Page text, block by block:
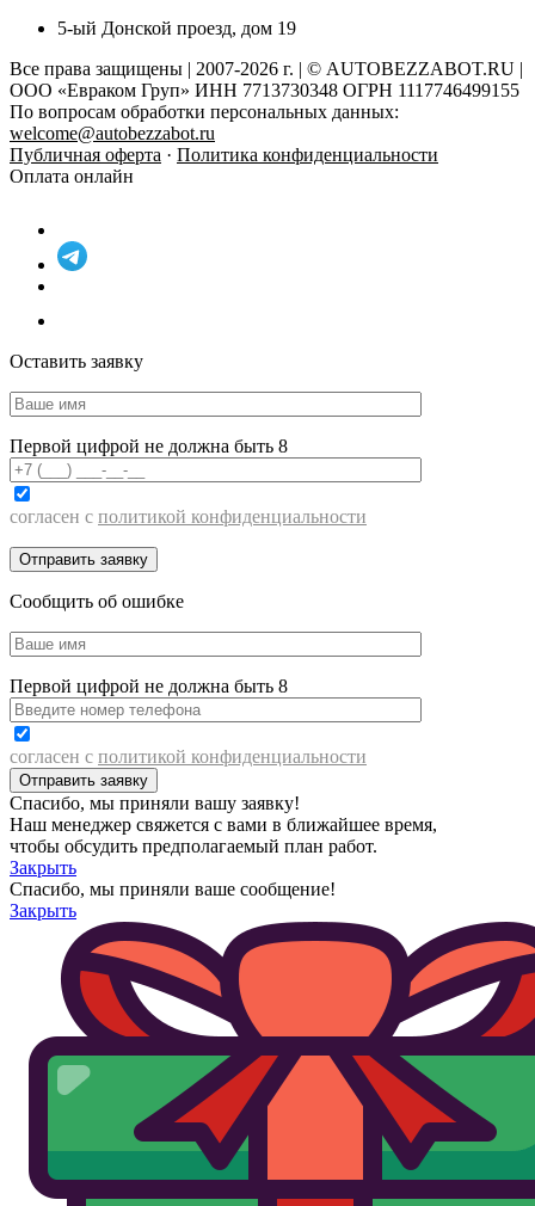
5-ый Донской проезд, дом 19
Все права защищены | 2007-2026 г. | © AUTOBEZZABOT.RU |
ООО «Евраком Груп» ИНН 7713730348 ОГРН 1117746499155
По вопросам обработки персональных данных:
welcome@autobezzabot.ru
Публичная оферта · Политика конфиденциальности
Оплата онлайн
Оставить заявку
Первой цифрой не должна быть 8
согласен с политикой конфиденциальности
Сообщить об ошибке
Первой цифрой не должна быть 8
согласен с политикой конфиденциальности
Спасибо, мы приняли вашу заявку!
Наш менеджер свяжется с вами в ближайшее время,
чтобы обсудить предполагаемый план работ.
Закрыть
Спасибо, мы приняли ваше сообщение!
Закрыть